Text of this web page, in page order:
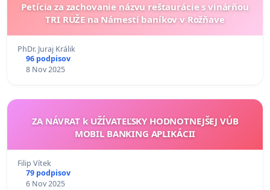
Petícia za zachovanie názvu reštaurácie s vinárňou
TRI RUŽE na Námestí baníkov v Rožňave
PhDr. Juraj Králik
96 podpisov
8 Nov 2025
ZA NÁVRAT k UŽÍVATEĽSKY HODNOTNEJŠEJ VÚB
MOBIL BANKING APLIKÁCII
Filip Vítek
79 podpisov
6 Nov 2025